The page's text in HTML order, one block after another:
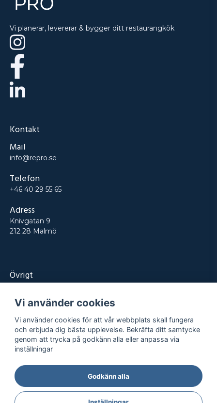
Vi planerar, levererar & bygger ditt restaurangkök
Kontakt
Mail
info@repro.se
Telefon
+46 40 29 55 65
Adress
Knivgatan 9
212 28 Malmö
Övrigt
Tjänster
Kontakt
Projekt
2026- Alla rättigheter reserverade
IntegritetspolicyKöpvillkor
Vi använder cookies
Vi använder cookies för att vår webbplats skall fungera
och erbjuda dig bästa upplevelse. Bekräfta ditt samtycke
genom att trycka på godkänn alla eller anpassa via
inställningar
Godkänn alla